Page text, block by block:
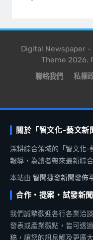
Digital Newspaper
Theme 2026.
聯絡我們 私權
關於「智文化-藝文新
深耕綜合領域的「智文化-
報導，為讀者帶來最新綜
本站由 智聞捷發新聞發佈
合作・提案・試發新聞
我們誠摯歡迎各行各業洽
發表或產業觀點，皆可透
稿，讓您的訊息觸及更廣